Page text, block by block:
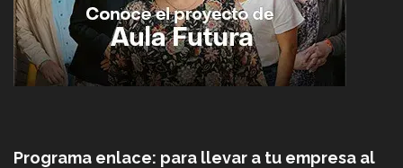
Programa enlace: para llevar a tu empresa al